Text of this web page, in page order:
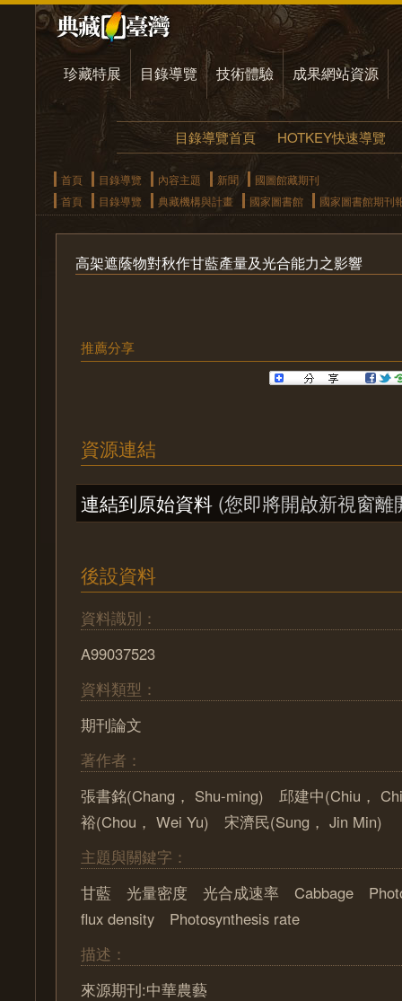
珍藏特展 目錄導覽 技術體驗 成果網站資源
目錄導覽首頁 HOTKEY快速導覽
首頁 目錄導覽 內容主題 新聞
國圖館藏期刊
首頁
目錄導覽 典藏機構與計畫 國家圖書館 國家圖書館期刊
高架遮蔭物對秋作甘藍產量及光合能力之影響
推薦分享
資源連結
連結到原始資料 (您即將開啟新視窗離
後設資料
資料識別：
A99037523
資料類型：
期刊論文
著作者：
張書銘(Chang， Shu-ming) 邱建中(Chiu，
裕(Chou， Wei Yu) 宋濟民(Sung， Jin Min)
主題與關鍵字：
甘藍 光量密度 光合成速率 Cabbage
flux density Photosynthesis rate
描述：
來源期刊:中華農藝